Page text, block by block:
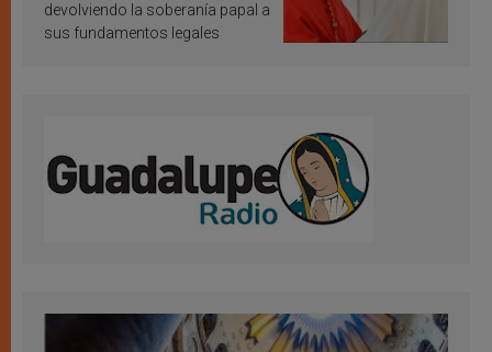
devolviendo la soberanía papal a
sus fundamentos legales